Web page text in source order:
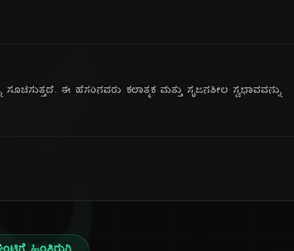
ಈ ಹೆಸರಿನವರು ಕಲಾತ್ಮಕ ಮತ್ತು ಸೃಜನಶೀಲ ಸ್ವಭಾವವನ್ನು